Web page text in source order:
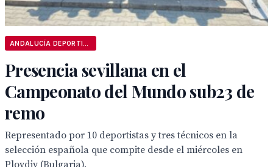
Presencia sevillana en el
Campeonato del Mundo sub23 de
remo
Representado por 10 deportistas y tres técnicos en la
selección española que compite desde el miércoles en
Plovdiv (Bulgaria).